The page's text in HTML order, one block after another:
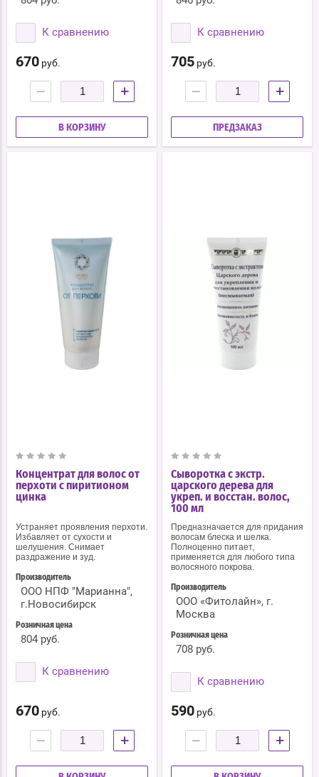
К сравнению
670 руб.
− +
В КОРЗИНУ
К сравнению
705 руб.
− +
ПРЕДЗАКАЗ
Концентрат для волос от
перхоти с пиритионом
цинка
Устраняет проявления перхоти.
Избавляет от сухости и
шелушения. Снимает
раздражение и зуд.
Производитель
ООО НПФ "Марианна",
г.Новосибирск
Розничная цена
804 руб.
К сравнению
670 руб.
− +
Сыворотка с экстр.
царского дерева для
укреп. и восстан. волос,
100 мл
Предназначается для придания
волосам блеска и шелка.
Полноценно питает,
применяется для любого типа
волосяного покрова.
Производитель
ООО «Фитолайн», г.
Москва
Розничная цена
708 руб.
К сравнению
590 руб.
− +